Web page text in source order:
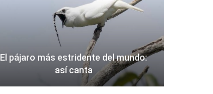
El pájaro más estridente del mundo:
así canta